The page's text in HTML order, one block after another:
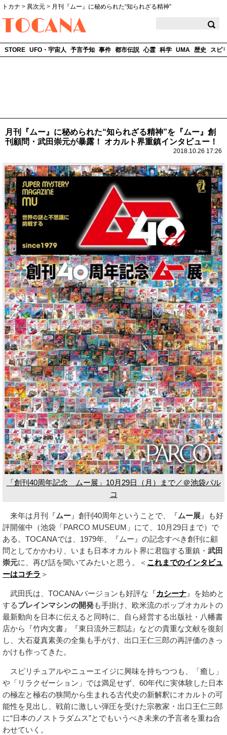
トカナ > 異次元 > 月刊『ムー』に秘められた“知られざる精神”
STORE UFO・宇宙人 予言予知 事件 都市伝説 心霊 科学 UMA 歴史 スピ
月刊『ムー』に秘められた“知られざる精神”を『ムー』創
刊顧問・武田崇元が暴露！ オカルト界重鎮インタビュー！
2018.10.26 17:26
「創刊40周年記念 ムー展」10月29日（月）まで／＠池袋パル
コ
来年は月刊『ムー』創刊40周年ということで、『ムー展』も好
評開催中（池袋「PARCO MUSEUM」にて、10月29日まで）で
ある。TOCANAでは、1979年、『ムー』の記念すべき創刊に顧
問としてかかわり、いまも日本オカルト界に君臨する重鎮・ 武田
崇元に、再び話を聞いてみたいと思う。＜ これまでのインタビュ
ーはコチラ ＞
武田氏は、TOCANAバージョンも好評な『カシーナ』を始めと
するブレインマシンの開発も手掛け、欧米流のポップオカルトの
最新動向を日本に伝えると同時に、自ら経営する出版社・八幡書
店から『竹内文書』『東日流外三郡誌』などの貴重な文献を復刻
し、大石凝真素美の全集も手がけ、出口王仁三郎の再評価のきっ
かけも作ってきた。
スピリチュアルやニューエイジに興味を持ちつつも、「癒し」
や「リラクゼーション」では満足せず、60年代に実体験した日本
の極左と極右の狭間から生まれる古代史の新解釈にオカルトの可
能性を見出し、戦前に激しい弾圧を受けた宗教家・出口王仁三郎
に“日本のノストラダムス”とでもいうべき未来の予言者を重ね合
わせていく。